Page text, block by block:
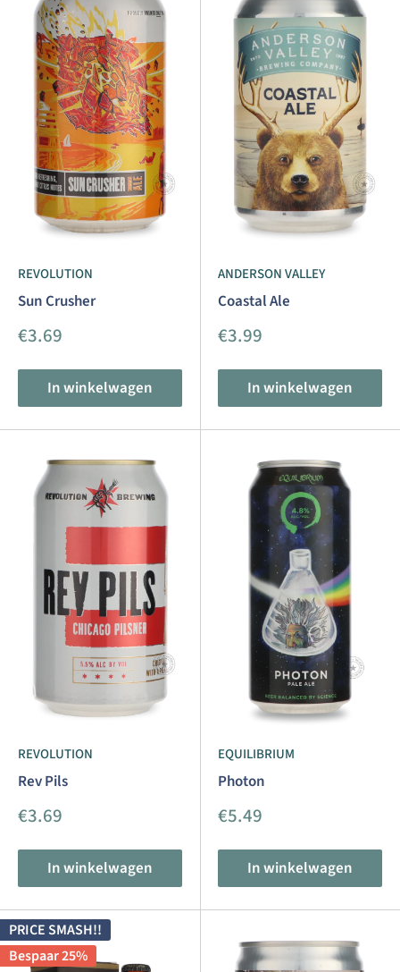
REVOLUTION
Sun Crusher
Aanbiedingsprijs
€3.69
In winkelwagen
ANDERSON VALLEY
Coastal Ale
Aanbiedingsprijs
€3.99
In winkelwagen
REVOLUTION
Rev Pils
Aanbiedingsprijs
€3.69
In winkelwagen
EQUILIBRIUM
Photon
Aanbiedingsprijs
€5.49
In winkelwagen
PRICE SMASH!!
Bespaar 25%